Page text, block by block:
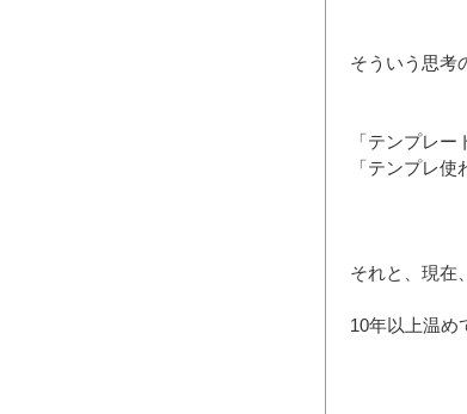
そういう思考
「テンプレ
「テンプレ
それと、現在
10年以上温め